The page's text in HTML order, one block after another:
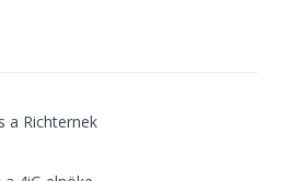
a Richternek